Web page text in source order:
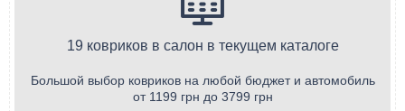
19 ковриков в салон в текущем каталоге
Большой выбор ковриков на любой бюджет и автомобиль
от 1199 грн до 3799 грн